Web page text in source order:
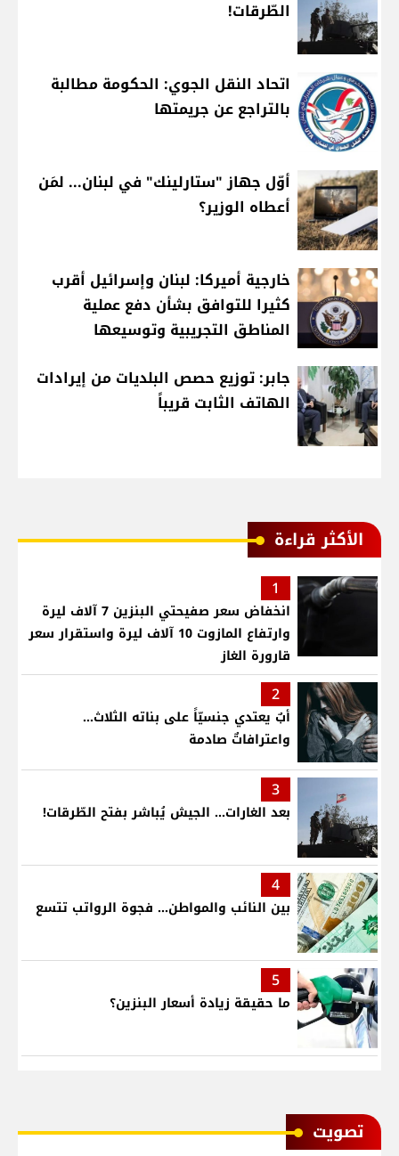
الطّرقات!
اتحاد النقل الجوي: الحكومة مطالبة
بالتراجع عن جريمتها
أوّل جهاز "ستارلينك" في لبنان... لمَن
أعطاه الوزير؟
خارجية أميركا: لبنان وإسرائيل أقرب
كثيرا للتوافق بشأن دفع عملية
المناطق التجريبية وتوسيعها
جابر: توزيع حصص البلديات من إيرادات
الهاتف الثابت قريباً
الأكثر قراءة
1
انخفاض سعر صفيحتي البنزين 7 آلاف ليرة
وارتفاع المازوت 10 آلاف ليرة واستقرار سعر
قارورة الغاز
2
أبٌ يعتدي جنسيّاً على بناته الثلاث…
واعترافاتٌ صادمة
3
بعد الغارات... الجيش يُباشر بفتح الطّرقات!
4
بين النائب والمواطن... فجوة الرواتب تتسع
5
ما حقيقة زيادة أسعار البنزين؟
ﺗﺼﻮﻳﺖ